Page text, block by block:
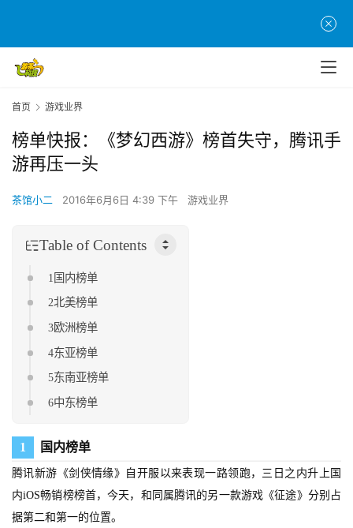
首页 游戏业界
榜单快报：《梦幻西游》榜首失守，腾讯手
游再压一头
茶馆小二 2016年6月6日 4:39 下午 游戏业界
Table of Contents
1国内榜单
2北美榜单
3欧洲榜单
4东亚榜单
5东南亚榜单
6中东榜单
1 国内榜单
腾讯新游《剑侠情缘》自开服以来表现一路领跑，三日之内升上国
内iOS畅销榜榜首，今天，和同属腾讯的另一款游戏《征途》分别占
据第二和第一的位置。